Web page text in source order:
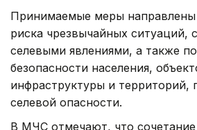
Принимаемые меры
риска чрезвычайных ситуаций,
селевыми явлениями, а также
безопасности населения,
инфраструктуры и территорий,
селевой опасности.
В МЧС отмечают, что сочетание